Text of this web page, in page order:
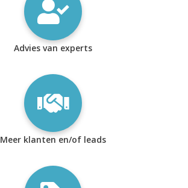
Advies van experts
Meer klanten en/of leads